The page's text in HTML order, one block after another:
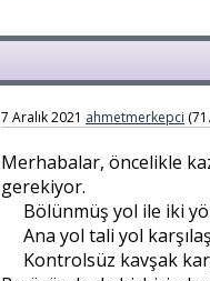
7 Aralık 2021 ahmetmerkepci (
Merhabalar, öncelikle
gerekiyor.
Bölünmüş yol ile iki
Ana yol tali yol
Kontrolsüz kavşak